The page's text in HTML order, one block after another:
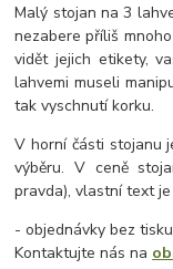
Malý stojan na 3
nezabere příliš
vidět jejich etikety,
lahvemi museli
tak vyschnutí korku.
V horní části stojanu
výběru. V ceně
pravda), vlastní text
- objednávky bez
Kontaktujte nás na